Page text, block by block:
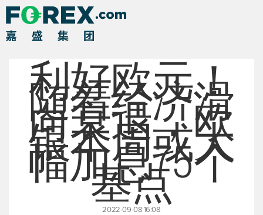
利好欧元！
随着经济滑
向衰退，欧
银本周或大
幅加息75个
基点
2022-09-08 16:08